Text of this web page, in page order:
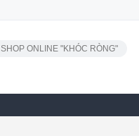
ONLINE "KHÓC RÒNG"